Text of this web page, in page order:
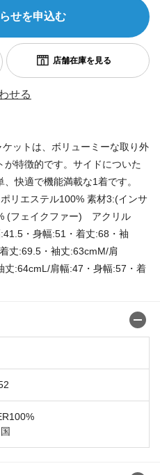
せを申込む
せる
ットは、ボリューミーな取り外
が特徴的です。サイドについた
快適で機能満載な1着です。
リエステル100% 素材3:(インサ
(フェイクファー) アクリル
・身幅:51・着丈:68・袖
丈:69.5・袖丈:63cmM/肩
:64cmL/肩幅:47・身幅:57・着